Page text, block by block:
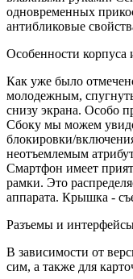
одновременных
антибликовые
Особенности корпуса
Как уже было
молодежным,
снизу экрана. Особо
Сбоку мы можем
блокировки/
неотъемлемым
Смартфон имеет
рамки. Это
аппарата. Крышка -
Разъемы и
В зависимости от
сим, а также для